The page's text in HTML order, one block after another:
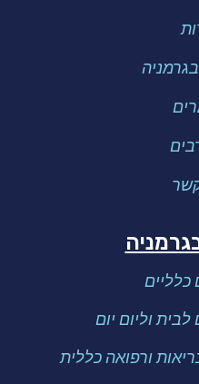
כלליים
וליום יום
ורפואה כללית